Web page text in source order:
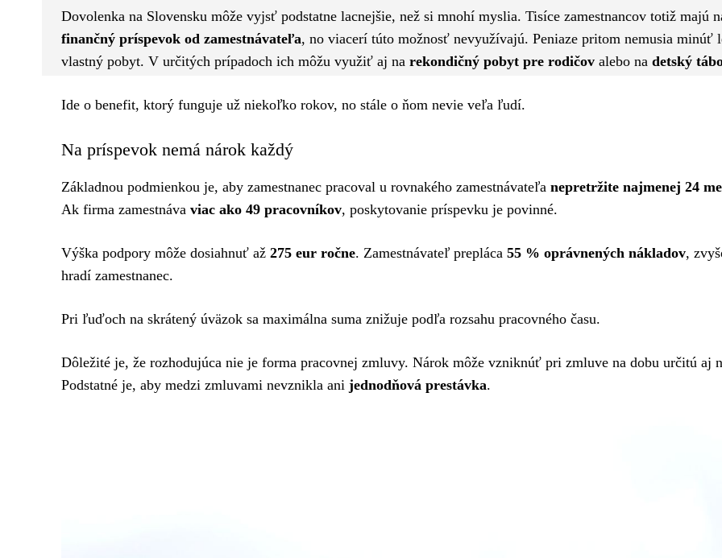
Dovolenka na Slovensku môže vyjsť podstatne lacnejšie, než si mnohí myslia. Tisíce zamestnancov totiž majú
finančný príspevok od zamestnávateľa, no viacerí túto možnosť nevyužívajú. Peniaze pritom nemusia minúť
vlastný pobyt. V určitých prípadoch ich môžu využiť aj na rekondičný pobyt pre rodičov alebo na detský
Ide o benefit, ktorý funguje už niekoľko rokov, no stále o ňom nevie veľa ľudí.
Na príspevok nemá nárok každý
Základnou podmienkou je, aby zamestnanec pracoval u rovnakého zamestnávateľa nepretržite najmenej 24
Ak firma zamestnáva viac ako 49 pracovníkov, poskytovanie príspevku je povinné.
Výška podpory môže dosiahnuť až 275 eur ročne. Zamestnávateľ prepláca 55 % oprávnených nákladov,
hradí zamestnanec.
Pri ľuďoch na skrátený úväzok sa maximálna suma znižuje podľa rozsahu pracovného času.
Dôležité je, že rozhodujúca nie je forma pracovnej zmluvy. Nárok môže vzniknúť pri zmluve na dobu určitú aj
Podstatné je, aby medzi zmluvami nevznikla ani jednodňová prestávka.